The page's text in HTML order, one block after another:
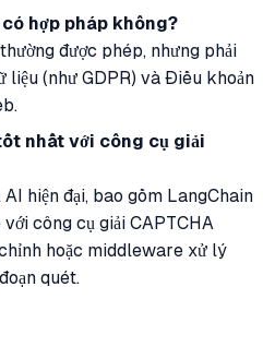
hợp pháp không?
được phép, nhưng phải
liệu (như GDPR) và Điều khoản
nhất với công cụ giải
hiện đại, bao gồm LangChain
công cụ giải CAPTCHA
hoặc middleware xử lý
quét.